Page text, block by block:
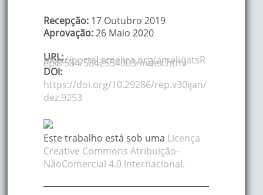
Recepção: 17 Outubro 2019
Aprovação:26 Maio 2020
URL:
http://portal.amelica.org/ameli/jatsR
epo/584/5842554003/index.html
DOI:
https://doi.org/10.29286/rep.v30ijan/
dez.9253
Este trabalho está sob uma Licença
Creative Commons Atribuição-
NãoComercial 4.0 Internacional.